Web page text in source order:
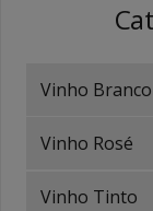
Vinho Branco
Vinho Rosé
Vinho Tinto